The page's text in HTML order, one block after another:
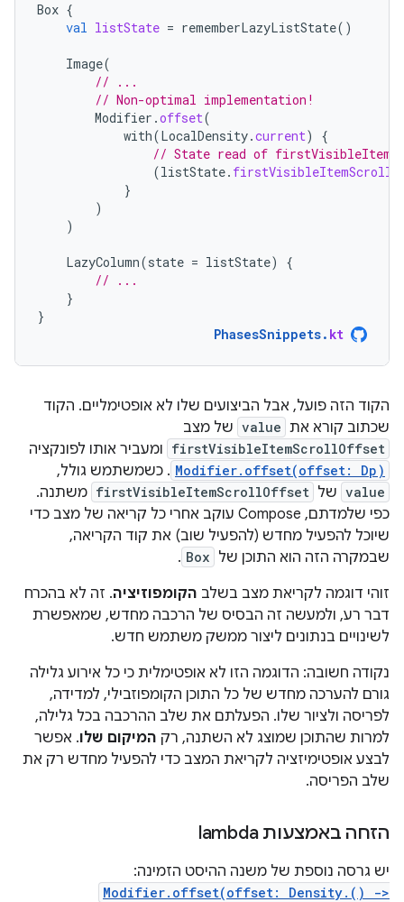
Box {
val listState = rememberLazyListState()
Image(
// ...
// Non-optimal implementation!
Modifier .offset(
with(LocalDensity.current)
{
// State read of
(listState.
}
)
)
LazyColumn(state = listState)
{
// ...
}
}
PhasesSnippets. kt
הקוד הזה פועל, אבל הביצועים שלו לא אופטימליים. הקוד
שכתוב קורא את value של מצב
firstVisibleItemScrollOffset ומעביר אותו לפונקציה
Modifier.offset(offset: Dp) . כשמשתמש גולל,
value של firstVisibleItemScrollOffset משתנה.
כפי שלמדתם, Compose עוקב אחרי כל קריאה של מצב כדי
שיוכל להפעיל מחדש (להפעיל שוב) את קוד הקריאה,
שבמקרה הזה הוא התוכן של Box
.
זוהי דוגמה לקריאת מצב בשלב הקומפוזיציה. זה לא בהכרח
דבר רע, ולמעשה זה הבסיס של הרכבה מחדש, שמאפשרת
לשינויים בנתונים ליצור ממשק משתמש חדש.
נקודה חשובה: הדוגמה הזו לא אופטימלית כי כל אירוע גלילה
גורם להערכה מחדש של כל התוכן הקומפוזבילי, למדידה,
לפריסה ולציור שלו. הפעלתם את שלב ההרכבה בכל גלילה,
למרות שהתוכן שמוצג לא השתנה, רק המיקום שלו. אפשר
לבצע אופטימיזציה לקריאת המצב כדי להפעיל מחדש רק את
שלב הפריסה.
הזחה באמצעות lambda
יש גרסה נוספת של משנה ההיסט הזמינה:
Modifier.offset(offset: Density.() ->